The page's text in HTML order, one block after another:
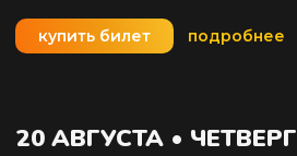
купить билет подробнее
20 АВГУСТА • ЧЕТВЕРГ